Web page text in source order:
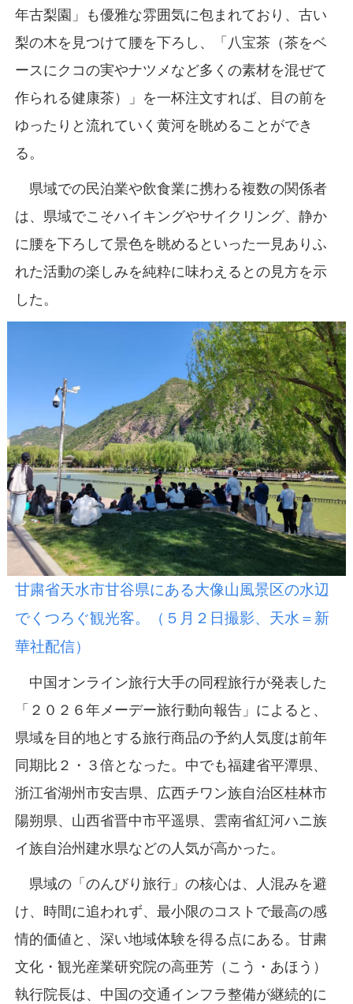
年古梨園」も優雅な雰囲気に包まれており、古い
梨の木を見つけて腰を下ろし、「八宝茶（茶をベ
ースにクコの実やナツメなど多くの素材を混ぜて
作られる健康茶）」を一杯注文すれば、目の前を
ゆったりと流れていく黄河を眺めることができ
る。
県域での民泊業や飲食業に携わる複数の関係者
は、県域でこそハイキングやサイクリング、静か
に腰を下ろして景色を眺めるといった一見ありふ
れた活動の楽しみを純粋に味わえるとの見方を示
した。
甘粛省天水市甘谷県にある大像山風景区の水辺
でくつろぐ観光客。（５月２日撮影、天水＝新
華社配信）
中国オンライン旅行大手の同程旅行が発表した
「２０２６年メーデー旅行動向報告」によると、
県域を目的地とする旅行商品の予約人気度は前年
同期比２・３倍となった。中でも福建省平潭県、
浙江省湖州市安吉県、広西チワン族自治区桂林市
陽朔県、山西省晋中市平遥県、雲南省紅河ハニ族
イ族自治州建水県などの人気が高かった。
県域の「のんびり旅行」の核心は、人混みを避
け、時間に追われず、最小限のコストで最高の感
情的価値と、深い地域体験を得る点にある。甘粛
文化・観光産業研究院の高亜芳（こう・あほう）
執行院長は、中国の交通インフラ整備が継続的に